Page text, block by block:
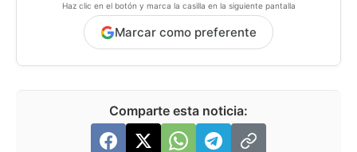
Haz clic en el botón y marca la casilla en la siguiente pantalla
Marcar como preferente
Comparte esta noticia: